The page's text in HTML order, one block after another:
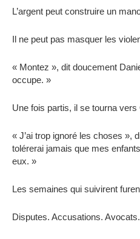
L’argent peut construire un
Il ne peut pas masquer les
« Montez », dit doucement
occupe. »
Une fois partis, il se tourna vers
« J’ai trop ignoré les choses »,
tolérerai jamais que mes
eux. »
Les semaines qui suivirent
Disputes. Accusations. Avocats.